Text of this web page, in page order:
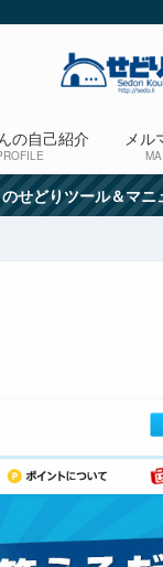
の自己紹介 メル
せどりツール＆マ